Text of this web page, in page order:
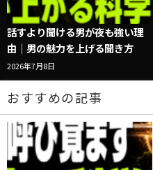
話すより聞ける男が夜も強い理
由｜男の魅力を上げる聞き方
2026年7月8日
おすすめの記事